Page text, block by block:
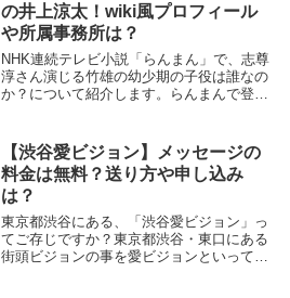
の井上涼太！wiki風プロフィール
や所属事務所は？
NHK連続テレビ小説「らんまん」で、志尊
淳さん演じる竹雄の幼少期の子役は誰なの
か？について紹介します。らんまんで登場
姉・綾のそばで育ちます。竹雄はどんな役
どころなの...
【渋谷愛ビジョン】メッセージの
料金は無料？送り方や申し込み
は？
東京都渋谷にある、「渋谷愛ビジョン」っ
てご存じですか？東京都渋谷・東口にある
街頭ビジョンの事を愛ビジョンといって、